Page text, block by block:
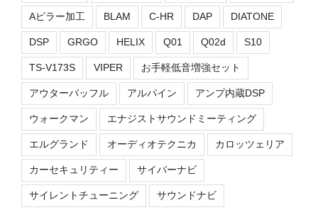
Aピラー加工 BLAM C-HR DAP DIATONE
DSP GRGO HELIX Q01 Q02d S10
TS-V173S VIPER お手軽低音増強セット
アウターバッフル アルパイン アンプ内蔵DSP
ウォークマン エナジストサウンドミーティング
エルグランド オーディオテクニカ カロッツェリア
カーセキュリティー サイバーナビ
サイレントチューニング サウンドナビ